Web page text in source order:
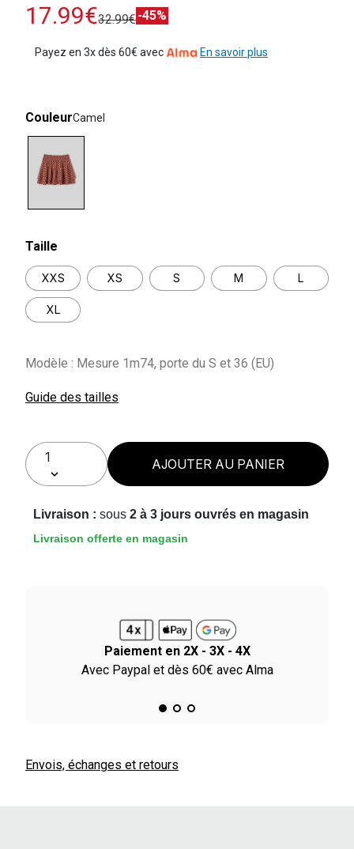
17.99€32.99€-45%
Payez en 3x dès 60€ avec En savoir plus
CouleurCamel
Taille
XXS XS S M L
XL
Modèle : Mesure 1m74, porte du S et 36 (EU)
Guide des tailles
AJOUTER AU PANIER
Livraison : sous 2 à 3 jours ouvrés en magasin
Livraison offerte en magasin
Paiement en 2X - 3X - 4X
Avec Paypal et dès 60€ avec Alma
Envois, échanges et retours